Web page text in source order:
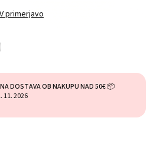
V primerjavo
DOSTAVA OB NAKUPU NAD 50€ 📦
11. 2026